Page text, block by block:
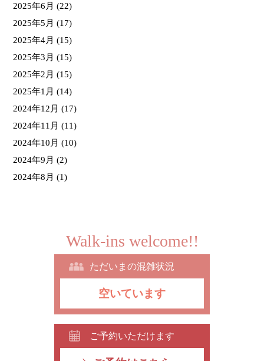
2025年6月 (22)
2025年5月 (17)
2025年4月 (15)
2025年3月 (15)
2025年2月 (15)
2025年1月 (14)
2024年12月 (17)
2024年11月 (11)
2024年10月 (10)
2024年9月 (2)
2024年8月 (1)
ただいまの混雑状況
空いています
Walk-ins welcome!!
ご予約いただけます